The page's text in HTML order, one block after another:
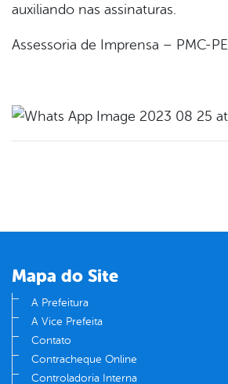
auxiliando nas assinaturas.
Assessoria de Imprensa – PMC-PE
Mapa do Site
A Prefeitura
A Vice Prefeita
Contato
Contracheque Online
Controladoria Interna